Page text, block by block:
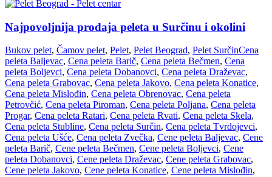
Najpovoljnija prodaja peleta u Surčinu i okolini
Bukov pelet, Čamov pelet, Pelet, Pelet Beograd, Pelet SurčinCena
peleta Baljevac, Cena peleta Barič, Cena peleta Bečmen, Cena
peleta Boljevci, Cena peleta Dobanovci, Cena peleta Draževac,
Cena peleta Grabovac, Cena peleta Jakovo, Cena peleta Konatice,
Cena peleta Mislođin, Cena peleta Obrenovac, Cena peleta
Petrovčić, Cena peleta Piroman, Cena peleta Poljana, Cena peleta
Progar, Cena peleta Ratari, Cena peleta Rvati, Cena peleta Skela,
Cena peleta Stubline, Cena peleta Surčin, Cena peleta Tvrdojevci,
Cena peleta Ušće, Cena peleta Zvečka, Cene peleta Baljevac, Cene
peleta Barič, Cene peleta Bečmen, Cene peleta Boljevci, Cene
peleta Dobanovci, Cene peleta Draževac, Cene peleta Grabovac,
Cene peleta Jakovo, Cene peleta Konatice, Cene peleta Mislođin,